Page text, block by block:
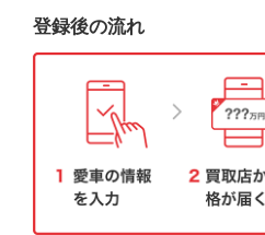
登録後の流れ